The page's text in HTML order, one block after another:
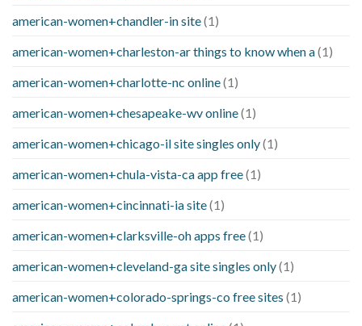
american-women+chandler-in site(1)
american-women+charleston-ar things to know when a(1)
american-women+charlotte-nc online(1)
american-women+chesapeake-wv online(1)
american-women+chicago-il site singles only(1)
american-women+chula-vista-ca app free(1)
american-women+cincinnati-ia site(1)
american-women+clarksville-oh apps free(1)
american-women+cleveland-ga site singles only(1)
american-women+colorado-springs-co free sites (1)